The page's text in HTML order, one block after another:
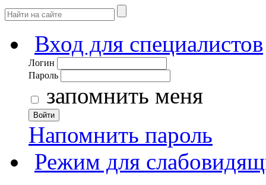
Вход для специалистов
Логин
Пароль
запомнить меня
Войти
Напомнить пароль
Режим для